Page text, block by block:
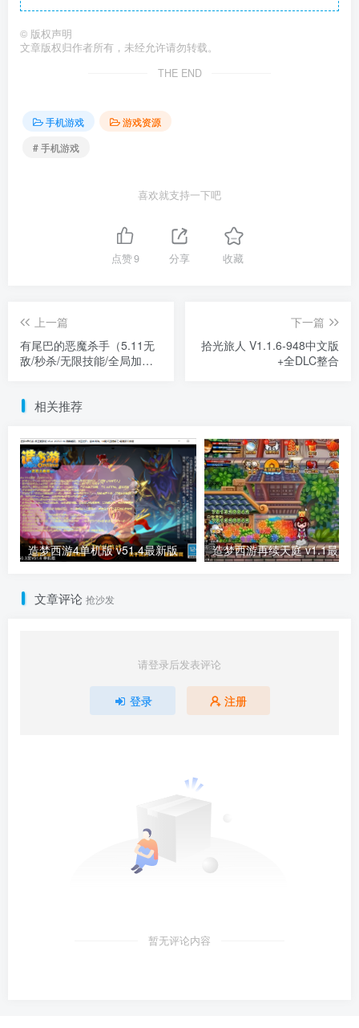
© 版权声明
文章版权归作者所有，未经允许请勿转载。
THE END
手机游戏
游戏资源
# 手机游戏
喜欢就支持一下吧
点赞9 分享 收藏
上一篇
有尾巴的恶魔杀手（5.11无
敌/秒杀/无限技能/全局加
下一篇
拾光旅人 V1.1.6-948中文版
+全DLC整合
相关推荐
造梦西游4单机版 v51.4最新版 造梦西游再续天庭 v1.1最新
文章评论 抢沙发
请登录后发表评论
登录 注册
暂无评论内容